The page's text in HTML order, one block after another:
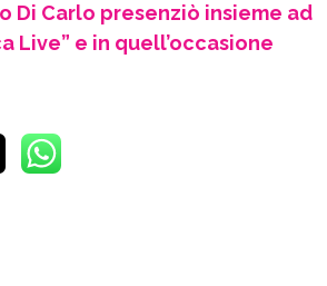
Di Carlo presenziò insieme ad
Live” e in quell’occasione